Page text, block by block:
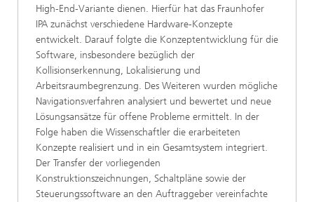
High-End-Variante dienen. Hierfür hat das Fraunhofer
IPA zunächst verschiedene Hardware-Konzepte
entwickelt. Darauf folgte die Konzeptentwicklung für die
Software, insbesondere bezüglich der
Kollisionserkennung, Lokalisierung und
Arbeitsraumbegrenzung. Des Weiteren wurden mögliche
Navigationsverfahren analysiert und bewertet und neue
Lösungsansätze für offene Probleme ermittelt. In der
Folge haben die Wissenschaftler die erarbeiteten
Konzepte realisiert und in ein Gesamtsystem integriert.
Der Transfer der vorliegenden
Konstruktionszeichnungen, Schaltpläne sowie der
Steuerungssoftware an den Auftraggeber vereinfachte